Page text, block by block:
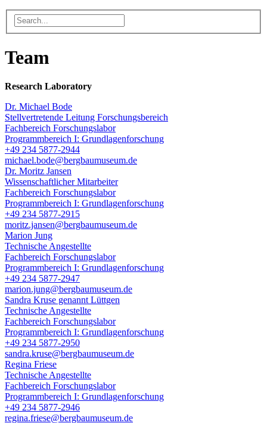
Team
Research Laboratory
Dr. Michael Bode
Stellvertretende Leitung Forschungsbereich
Fachbereich Forschungslabor
Programmbereich I: Grundlagenforschung
+49 234 5877-2944
michael.bode@bergbaumuseum.de
Dr. Moritz Jansen
Wissenschaftlicher Mitarbeiter
Fachbereich Forschungslabor
Programmbereich I: Grundlagenforschung
+49 234 5877-2915
moritz.jansen@bergbaumuseum.de
Marion Jung
Technische Angestellte
Fachbereich Forschungslabor
Programmbereich I: Grundlagenforschung
+49 234 5877-2947
marion.jung@bergbaumuseum.de
Sandra Kruse genannt Lüttgen
Technische Angestellte
Fachbereich Forschungslabor
Programmbereich I: Grundlagenforschung
+49 234 5877-2950
sandra.kruse@bergbaumuseum.de
Regina Friese
Technische Angestellte
Fachbereich Forschungslabor
Programmbereich I: Grundlagenforschung
+49 234 5877-2946
regina.friese@bergbaumuseum.de